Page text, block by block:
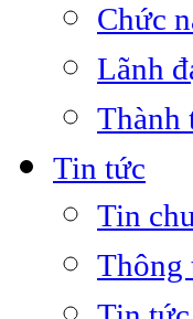
Chức
Lãnh
Thành
Tin tức
Tin
Thông